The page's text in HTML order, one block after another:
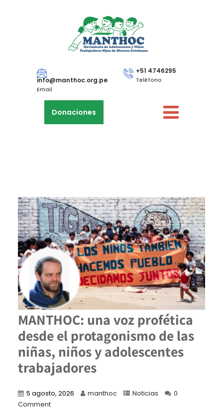
info@manthoc.org.pe
Email
+51 4746295
Teléfono
Donaciones
MANTHOC: una voz profética
desde el protagonismo de las
niñas, niños y adolescentes
trabajadores
5 agosto, 2026 manthoc Noticias
0
Comment